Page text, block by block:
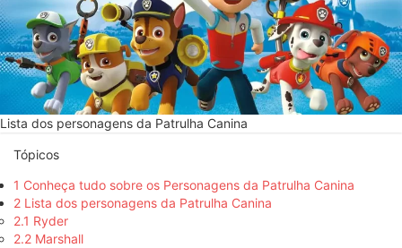
Lista dos personagens da Patrulha Canina
Tópicos
1 Conheça tudo sobre os Personagens da Patrulha Canina
2 Lista dos personagens da Patrulha Canina
2.1 Ryder
2.2 Marshall